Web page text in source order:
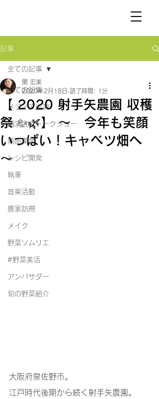
記事
全ての記事
メディア出演
講演会＆トークショー
商品開発
レシピ開発
執筆
音楽活動
農家訪問
メイク
野菜ソムリエ
#野菜美活
アンバサダー
旬の野菜紹介
全ての記事
【 2020 射手矢農園 収穫
祭 ✨🌿】 〜 今年も笑顔
いっぱい！キャベツ畑へ
〜
関 宏美
2020年2月18日 読了時間: 1分
大阪府泉佐野市。
江戸時代後期から続く射手矢農園。